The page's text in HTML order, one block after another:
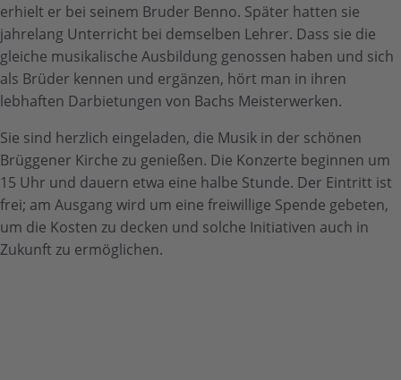
erhielt er bei seinem Bruder Benno. Später hatten sie
jahrelang Unterricht bei demselben Lehrer. Dass sie die
gleiche musikalische Ausbildung genossen haben und sich
als Brüder kennen und ergänzen, hört man in ihren
lebhaften Darbietungen von Bachs Meisterwerken.
Sie sind herzlich eingeladen, die Musik in der schönen
Brüggener Kirche zu genießen. Die Konzerte beginnen um
15 Uhr und dauern etwa eine halbe Stunde. Der Eintritt ist
frei; am Ausgang wird um eine freiwillige Spende gebeten,
um die Kosten zu decken und solche Initiativen auch in
Zukunft zu ermöglichen.